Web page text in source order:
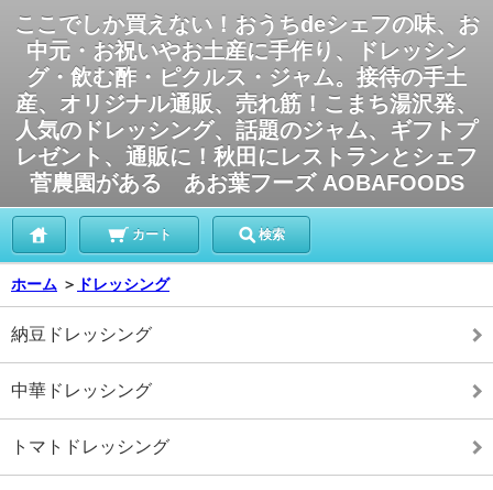
ここでしか買えない！おうちdeシェフの味、お
中元・お祝いやお土産に手作り、ドレッシン
グ・飲む酢・ピクルス・ジャム。接待の手土
産、オリジナル通販、売れ筋！こまち湯沢発、
人気のドレッシング、話題のジャム、ギフトプ
レゼント、通販に！秋田にレストランとシェフ
菅農園がある あお葉フーズ AOBAFOODS
カート 検索
ホーム ＞ ドレッシング
納豆ドレッシング
中華ドレッシング
トマトドレッシング